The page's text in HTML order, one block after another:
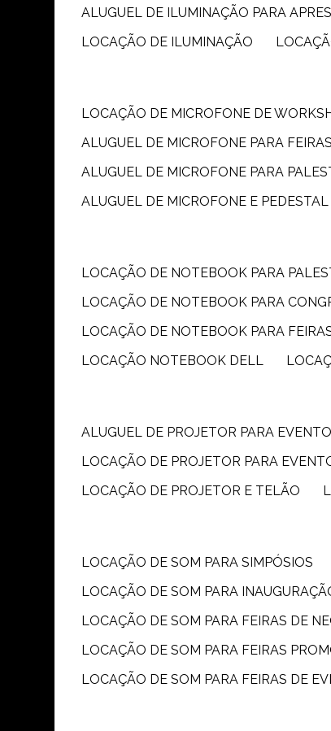
ALUGUEL DE ILUMINAÇÃO PARA
LOCAÇÃO DE ILUMINAÇÃO
LOCAÇÃO DE MICROFONE DE
ALUGUEL DE MICROFONE PARA
ALUGUEL DE MICROFONE PARA
ALUGUEL DE MICROFONE E PEDESTAL
LOCAÇÃO DE NOTEBOOK PARA
LOCAÇÃO DE NOTEBOOK PARA
LOCAÇÃO DE NOTEBOOK PARA
LOCAÇÃO NOTEBOOK DELL
ALUGUEL DE PROJETOR PARA
LOCAÇÃO DE PROJETOR PARA
LOCAÇÃO DE PROJETOR E TELÃO
LOCAÇÃO DE SOM PARA SIMPÓSIOS
LOCAÇÃO DE SOM PARA
LOCAÇÃO DE SOM PARA FEIRAS DE
LOCAÇÃO DE SOM PARA FEIRAS
LOCAÇÃO DE SOM PARA FEIRAS DE